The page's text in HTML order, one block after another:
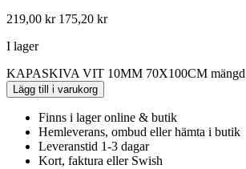
219,00 kr 175,20 kr
I lager
KAPASKIVA VIT 10MM 70X100CM mängd
Lägg till i varukorg
Finns i lager online & butik
Hemleverans, ombud eller hämta i butik
Leveranstid 1-3 dagar
Kort, faktura eller Swish